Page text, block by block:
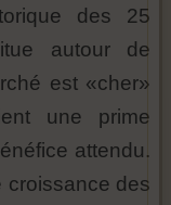
des 25
autour de
est «cher»
une prime
attendu.
croissance des